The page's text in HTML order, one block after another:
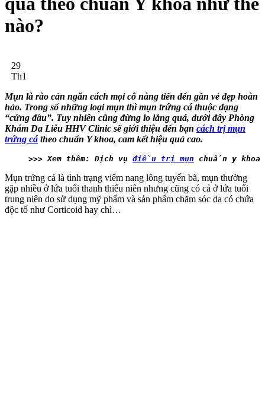
nào?
29
Th1
Mụn là rào cản ngăn cách mọi cô nàng tiến đến gần vẻ đẹp hoàn
hảo. Trong số những loại mụn thì mụn trứng cá thuộc dạng
“cứng đầu”. Tuy nhiên cũng đừng lo lắng quá, dưới đây Phòng
Khám Da Liễu HHV Clinic sẽ giới thiệu đến bạn cách trị mụn
trứng cá theo chuẩn Y khoa, cam kết hiệu quả cao.
>>> Xem thêm: Dịch vụ điều trị mụn chuẩn y
Mụn trứng cá là tình trạng viêm nang lông tuyến bã, mụn thường
gặp nhiều ở lứa tuổi thanh thiếu niên nhưng cũng có cả ở lứa tuổi
trung niên do sử dụng mỹ phẩm và sản phẩm chăm sóc da có chứa
độc tố như Corticoid hay chì…